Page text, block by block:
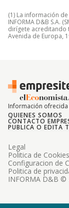
(1) La información
INFORMA D&B S.A.
dirígete acreditando
Avenida de Europa,
Información
QUIENES SOMOS
CONTACTO
PUBLICA O EDITA
INFORMA D&B ©
Legal
Politica de Cookies
Configuracion de
Politica de